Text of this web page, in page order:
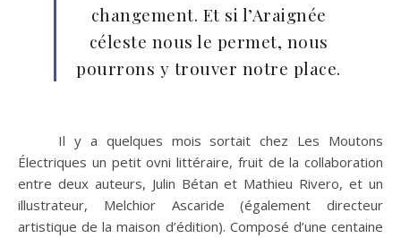
changement. Et si l’Araignée
céleste nous le permet, nous
pourrons y trouver notre place.
Il y a quelques mois sortait chez Les Moutons
Électriques un petit ovni littéraire, fruit de la collaboration
entre deux auteurs, Julin Bétan et Mathieu Rivero, et un
illustrateur, Melchior Ascaride (également directeur
artistique de la maison d’édition). Composé d’une centaine